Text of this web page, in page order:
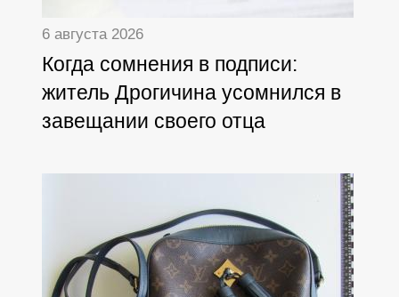
6 августа 2026
Когда сомнения в подписи:
житель Дрогичина усомнился в
завещании своего отца